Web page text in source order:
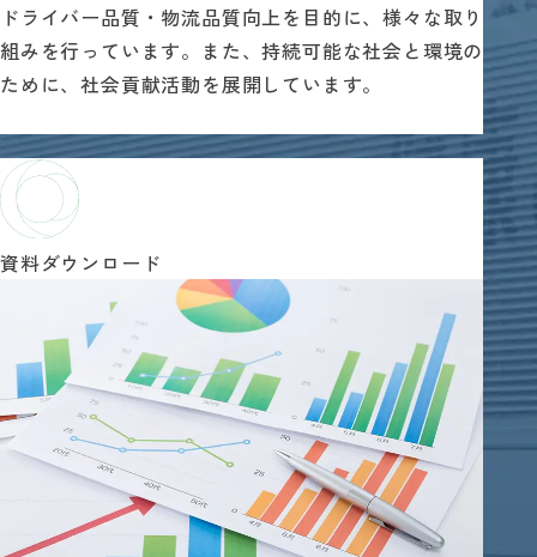
ドライバー品質・物流品質向上を目的に、様々な取り
組みを行っています。また、持続可能な社会と環境の
ために、社会貢献活動を展開しています。
資料ダウンロード